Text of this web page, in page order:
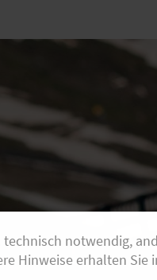
technisch notwendig,
Hinweise erhalten Sie